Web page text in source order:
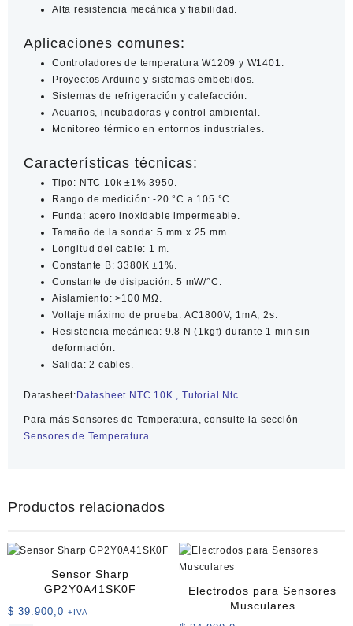
Alta resistencia mecánica y fiabilidad.
Aplicaciones comunes:
Controladores de temperatura W1209 y W1401.
Proyectos Arduino y sistemas embebidos.
Sistemas de refrigeración y calefacción.
Acuarios, incubadoras y control ambiental.
Monitoreo térmico en entornos industriales.
Características técnicas:
Tipo: NTC 10k ±1% 3950.
Rango de medición: -20 °C a 105 °C.
Funda: acero inoxidable impermeable.
Tamaño de la sonda: 5 mm x 25 mm.
Longitud del cable: 1 m.
Constante B: 3380K ±1%.
Constante de disipación: 5 mW/°C.
Aislamiento: >100 MΩ.
Voltaje máximo de prueba: AC1800V, 1mA, 2s.
Resistencia mecánica: 9.8 N (1kgf) durante 1 min sin
deformación.
Salida: 2 cables.
Datasheet:Datasheet NTC 10K ,Tutorial Ntc
Para másSensores de Temperatura
, consulte la sección
Sensores de Temperatura.
Productos relacionados
Sensor Sharp
GP2Y0A41SK0F
$ 39.900,0 +IVA
Electrodos para Sensores
Musculares